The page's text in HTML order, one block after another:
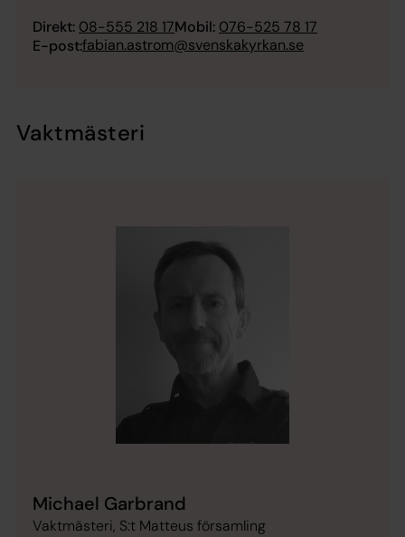
Direkt: 08-555 218 17Mobil: 076-525 78 17
E-post:fabian.astrom@svenskakyrkan.se
Vaktmästeri
Michael Garbrand
Vaktmästeri, S:t Matteus församling